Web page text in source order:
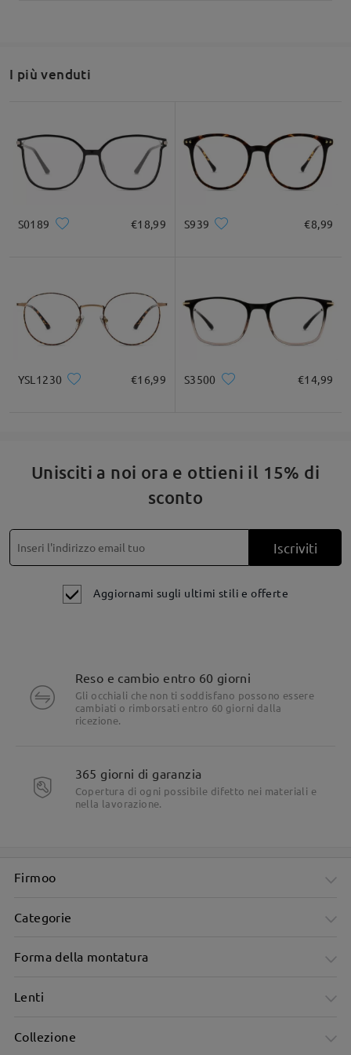
Speriamo di essere riusciti a rispondere alla tua domanda!
Per assistenza, non esitare a contattarci tramite LiveChat (24
ore su 24, 7 giorni su 7) o via email all'indirizzo
service@firmoo.it.
I più venduti
S0189 €18,99 S939 €8,99
YSL1230 €16,99 S3500 €14,99
Unisciti a noi ora e ottieni il 15% di
sconto
Iscriviti
Aggiornami sugli ultimi stili e offerte
Reso e cambio entro 60 giorni
Gli occhiali che non ti soddisfano possono essere
cambiati o rimborsati entro 60 giorni dalla
ricezione.
365 giorni di garanzia
Copertura di ogni possibile difetto nei materiali e
nella lavorazione.
Firmoo
Categorie
Forma della montatura
Lenti
Collezione